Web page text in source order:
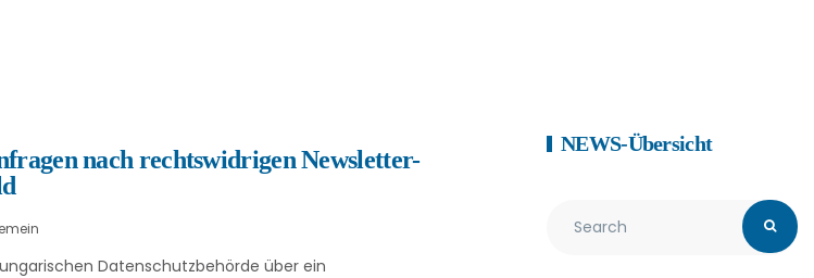
nach rechtswidrigen Newsletter-
Datenschutzbehörde über ein
NEWS-Übersicht